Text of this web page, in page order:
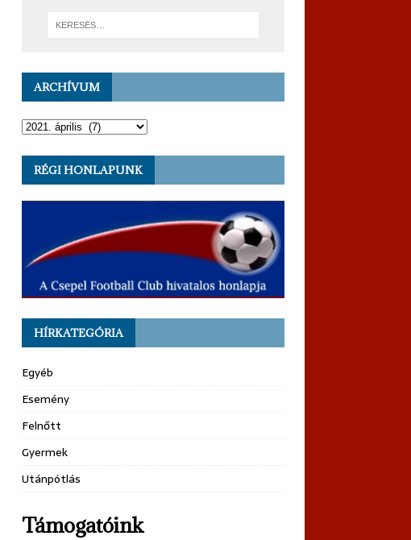
ARCHÍVUM
RÉGI HONLAPUNK
HÍRKATEGÓRIA
Egyéb
Esemény
Felnőtt
Gyermek
Utánpótlás
Támogatóink